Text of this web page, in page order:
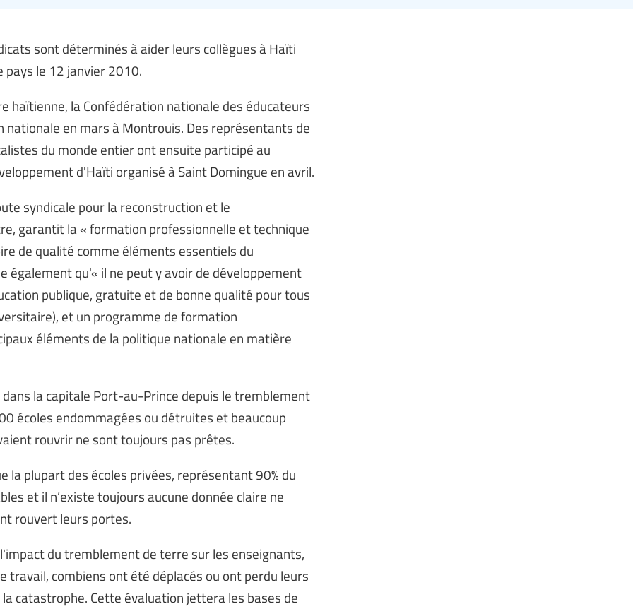
sont déterminés à aider leurs collègues à Haïti
le 12 janvier 2010.
haïtienne, la Confédération nationale des éducateurs
nationale en mars à Montrouis. Des représentants de
du monde entier ont ensuite participé au
d'Haïti organisé à Saint Domingue en avril.
syndicale pour la reconstruction et le
garantit la « formation professionnelle et technique
de qualité comme éléments essentiels du
également qu'« il ne peut y avoir de développement
publique, gratuite et de bonne qualité pour tous
et un programme de formation
éléments de la politique nationale en matière
la capitale Port-au-Prince depuis le tremblement
écoles endommagées ou détruites et beaucoup
rouvrir ne sont toujours pas prêtes.
la plupart des écoles privées, représentant 90% du
et il n’existe toujours aucune donnée claire ne
rouvert leurs portes.
du tremblement de terre sur les enseignants,
combiens ont été déplacés ou ont perdu leurs
catastrophe. Cette évaluation jettera les bases de